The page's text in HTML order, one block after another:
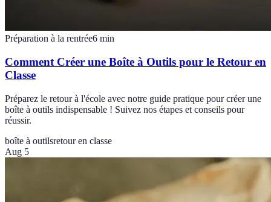
Préparation à la rentrée6 min
Comment Créer une Boîte à Outils pour le Retour en
Classe
Préparez le retour à l'école avec notre guide pratique pour créer une
boîte à outils indispensable ! Suivez nos étapes et conseils pour
réussir.
boîte à outilsretour en classe
Aug 5